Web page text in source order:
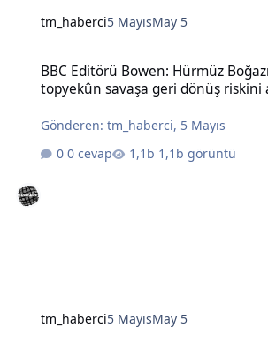
tm_haberci5 MayısMay 5
BBC Editörü Bowen: Hürmüz
topyekûn savaşa geri dönüş riskini
Gönderen:tm_haberci, 5 Mayıs
0 cevap
1,1b görüntü
tm_haberci5 MayısMay 5